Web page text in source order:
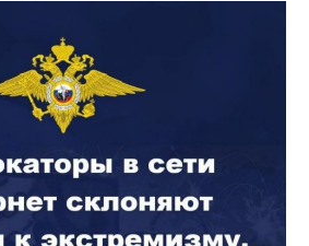
и терроризма в
аспекты профилактики
по антитеррористической
«Приисковая СОШ» на 2025-